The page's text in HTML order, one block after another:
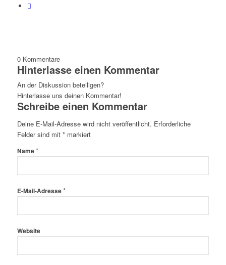
0 Kommentare
Hinterlasse einen Kommentar
An der Diskussion beteiligen?
Hinterlasse uns deinen Kommentar!
Schreibe einen Kommentar
Deine E-Mail-Adresse wird nicht veröffentlicht. Erforderliche
Felder sind mit *markiert
Name*
E-Mail-Adresse*
Website